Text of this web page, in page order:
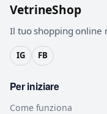
VetrineShop
Il tuo shopping online
IG FB
Per iniziare
Come funziona